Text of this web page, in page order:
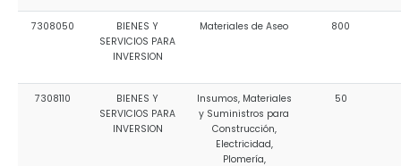
7308050
BIENES Y
SERVICIOS PARA
INVERSION
Materiales de Aseo 800
7308110
BIENES Y
SERVICIOS PARA
INVERSION
Insumos, Materiales
y Suministros para
Construcción,
Electricidad,
Plomería,
50